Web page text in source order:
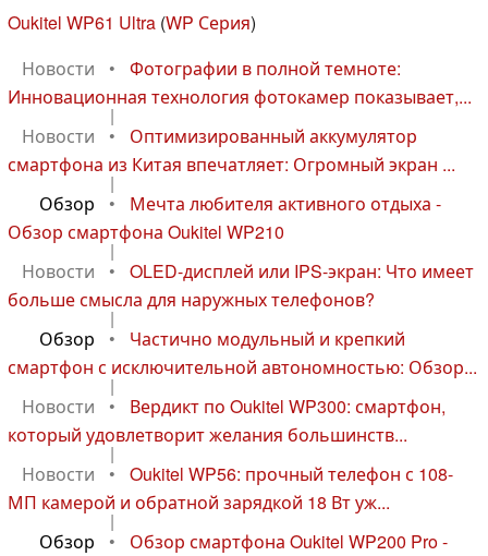
Oukitel WP61 Ultra (WP Серия)
Новости
•
Фотографии в полной темноте:
Инновационная технология фотокамер показывает,...
|
Новости
•
Оптимизированный аккумулятор
смартфона из Китая впечатляет: Огромный экран ...
|
Обзор
•
Мечта любителя активного отдыха -
Обзор смартфона Oukitel WP210
|
Новости
•
OLED-дисплей или IPS-экран: Что имеет
больше смысла для наружных телефонов?
|
Обзор
•
Частично модульный и крепкий
смартфон с исключительной автономностью: Обзор...
|
Новости
•
Вердикт по Oukitel WP300: смартфон,
который удовлетворит желания большинств...
|
Новости
•
Oukitel WP56: прочный телефон с 108-
МП камерой и обратной зарядкой 18 Вт уж...
|
Обзор
•
Обзор смартфона Oukitel WP200 Pro -